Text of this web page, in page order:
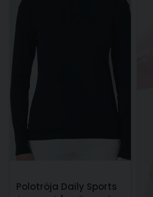
Polotröja Daily Sports